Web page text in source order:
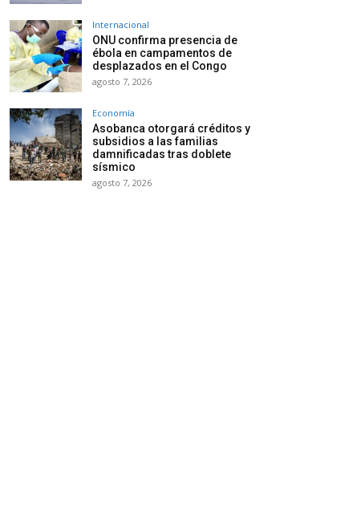
Internacional
ONU confirma presencia de
ébola en campamentos de
desplazados en el Congo
agosto 7, 2026
Economía
Asobanca otorgará créditos y
subsidios a las familias
damnificadas tras doblete
sísmico
agosto 7, 2026